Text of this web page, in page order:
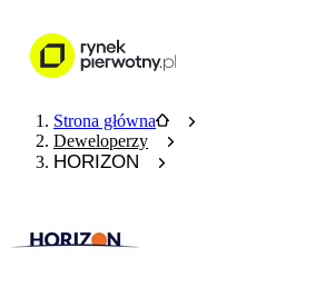
Strona główna
Deweloperzy
HORIZON